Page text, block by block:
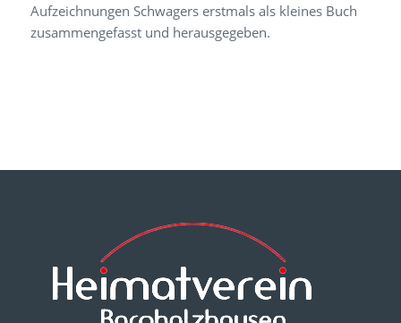
Aufzeichnungen Schwagers erstmals als kleines Buch
zusammengefasst und herausgegeben.